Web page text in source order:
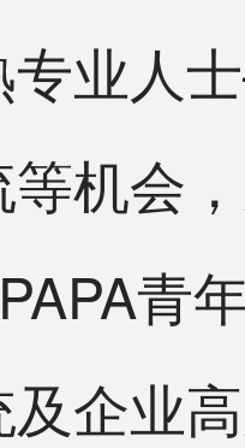
专业人
机会
青
企业